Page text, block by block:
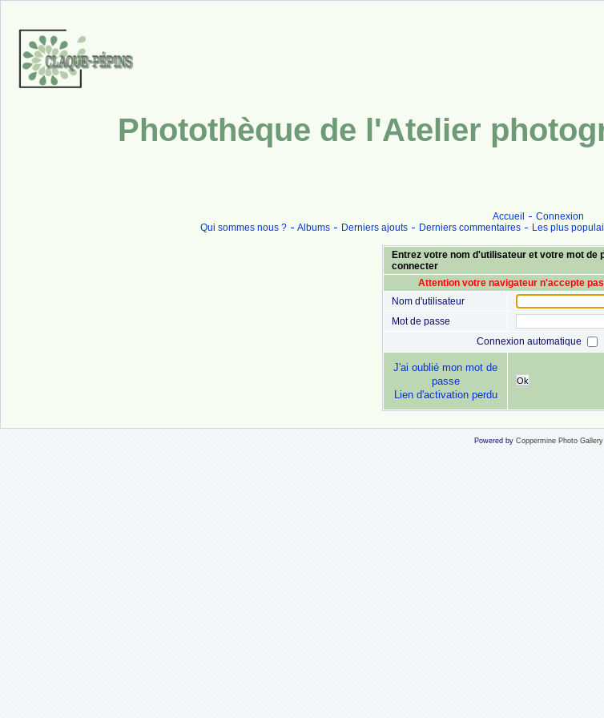
Photothèque de l'Atelier
Accueil
Connexion
Qui sommes nous ?
Albums Derniers ajouts Derniers commentaires Les plus
Entrez votre nom d'utilisateur et votre mot de
connecter
Attention votre navigateur n'accepte
Nom d'utilisateur
Mot de passe
Connexion automatique
J'ai oublié mon mot de
passe
Lien d'activation perdu
Ok
Powered by Coppermine Photo Gallery